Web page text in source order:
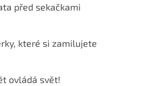
před sekačkami
které si zamilujete
ovládá svět!